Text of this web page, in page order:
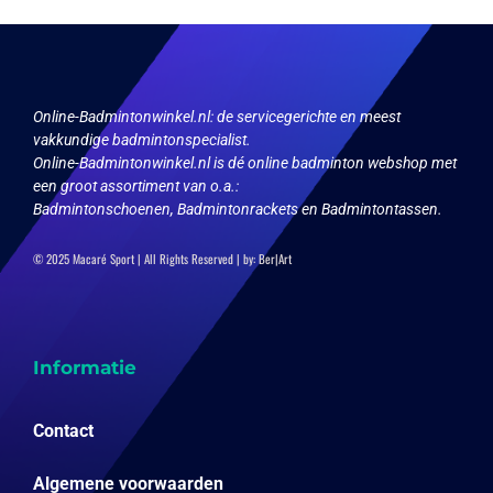
worden
productpagina
Online-Badmintonwinkel.nl:de servicegerichte en meest
vakkundige badmintonspecialist.
Online-Badmintonwinkel.nl is dé online badminton webshop met
een groot assortiment van o.a.:
Badmintonschoenen, Badmintonrackets en Badmintontassen.
© 2025 Macaré Sport | All Rights Reserved | by:Ber|Art
Informatie
Contact
Algemene voorwaarden